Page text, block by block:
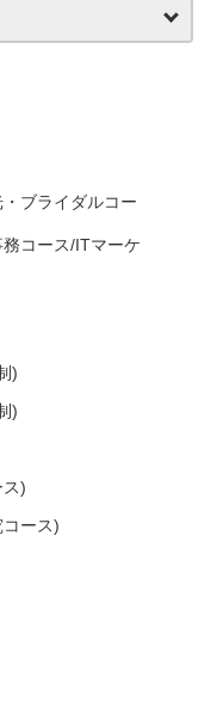
ブライダルコー
コース/ITマーケ
)
)
)
ース)